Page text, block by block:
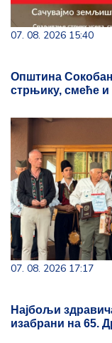
07. 08. 2026 15:40
Општина
стрњику, смеће
07. 08. 2026 17:17
Најбољи
изабрани на 65.